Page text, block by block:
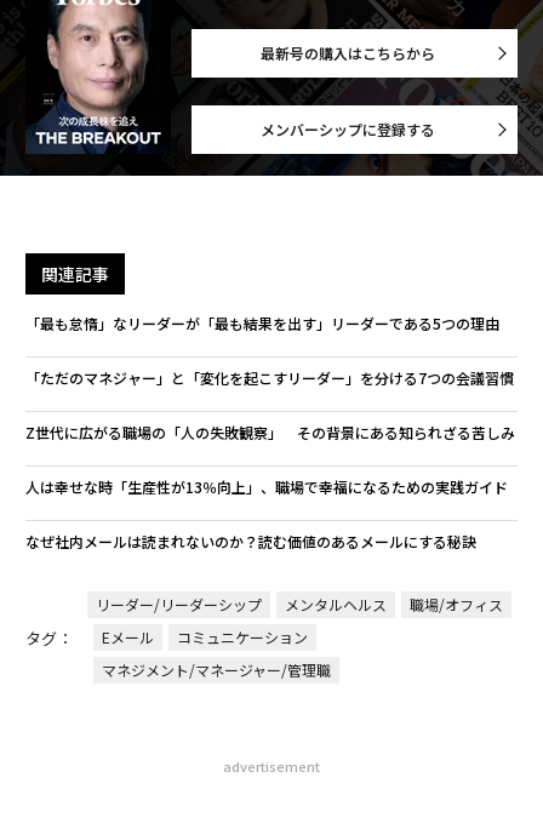
最新号の購入はこちらから
メンバーシップに登録する
関連記事
「最も怠惰」なリーダーが「最も結果を出す」リーダーである5つの理由
「ただのマネジャー」と「変化を起こすリーダー」を分ける7つの会議習慣
Z世代に広がる職場の「人の失敗観察」 その背景にある知られざる苦しみ
人は幸せな時「生産性が13％向上」、職場で幸福になるための実践ガイド
なぜ社内メールは読まれないのか？読む価値のあるメールにする秘訣
タグ：
リーダー/リーダーシップ メンタルヘルス
職場/オフィス
Eメール
コミュニケーション
マネジメント/マネージャー/管理職
advertisement